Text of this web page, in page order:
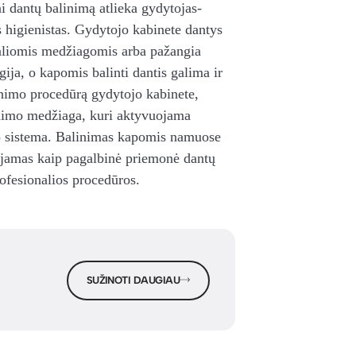
dantų balinimą atlieka gydytojas-
higienistas. Gydytojo kabinete dantys
medžiagomis arba pažangia
o kapomis balinti dantis galima ir
procedūrą gydytojo kabinete,
medžiaga, kuri aktyvuojama
Balinimas kapomis namuose
kaip pagalbinė priemonė dantų
procedūros.
SUŽINOTI DAUGIAU